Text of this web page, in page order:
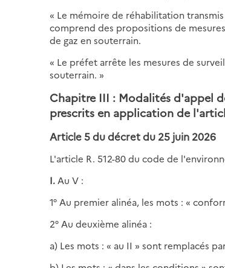
« Le mémoire de réhabilitation
comprend des propositions de
de gaz en souterrain.
« Le préfet arrête les mesures de
souterrain. »
Chapitre III : Modalités d'appel
prescrits en application de
Article 5 du décret du 25 juin 2026
L'article R. 512-80 du code de
I. Au V :
1° Au premier alinéa, les mots : «
2° Au deuxième alinéa :
a) Les mots : « au II » sont remplacés